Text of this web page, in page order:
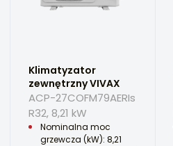
Klimatyzator
zewnętrzny VIVAX
ACP-27COFM79AERIs
R32, 8,21 kW
Nominalna moc
grzewcza (kW): 8,21